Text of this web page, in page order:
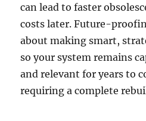
can lead to faster
costs later. Future-
about making smart,
so your system remains
and relevant for years to
requiring a complete